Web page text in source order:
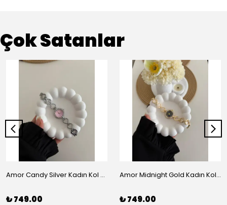
Çok Satanlar
Amor Candy Silver Kadın Kol Saati
₺ 749.00
Amor Midnight Gold Kadın Kol Saati
₺ 749.00